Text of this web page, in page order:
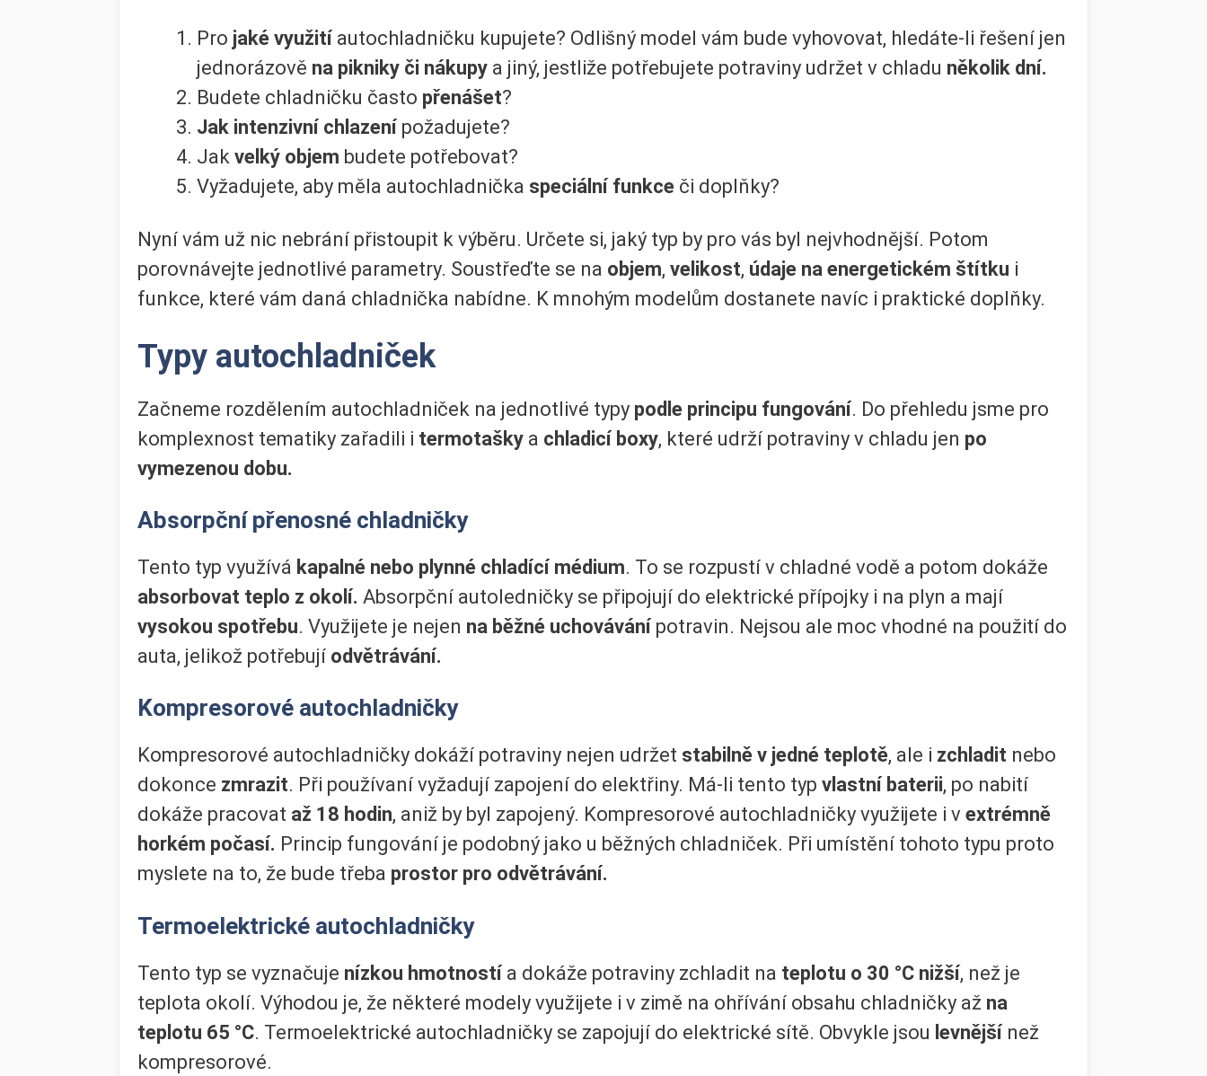
Pro jaké využitíautochladničku kupujete? Odlišný model vám bude vyhovovat, hledáte-li řešení jen
jednorázově na pikniky či nákupy a jiný, jestliže potřebujete potraviny udržet v chladu několik dní.
Budete chladničku často přenášet?
Jak intenzivní chlazení požadujete?
Jak velký objem budete potřebovat?
Vyžadujete, aby měla autochladnička speciální funkce či doplňky?
Nyní vám už nic nebrání přistoupit k výběru. Určete si, jaký typ by pro vás byl nejvhodnější. Potom
porovnávejte jednotlivé parametry. Soustřeďte se na objem, velikost, údaje na energetickém štítku i
funkce, které vám daná chladnička nabídne. K mnohým modelům dostanete navíc i praktické doplňky.
Typy autochladniček
Začneme rozdělením autochladniček na jednotlivé typy podle principu fungování. Do přehledu jsme pro
komplexnost tematiky zařadili i termotašky a chladicí boxy, které udrží potraviny v chladu jen po
vymezenou dobu.
Absorpční přenosné chladničky
Tento typ využívá kapalné nebo plynné chladící médium. To se rozpustí v chladné vodě a potom dokáže
absorbovat teplo z okolí. Absorpční autoledničky se připojují do elektrické přípojky i na plyn a mají
vysokou spotřebu. Využijete je nejen na běžné uchovávánípotravin. Nejsou ale moc vhodné na použití do
auta, jelikož potřebují odvětrávání.
Kompresorové autochladničky
Kompresorové autochladničky dokáží potraviny nejen udržet stabilně v jedné teplotě, ale i zchladit nebo
dokonce zmrazit. Při používaní vyžadují zapojení do elektřiny. Má-li tento typ vlastní baterii, po nabití
dokáže pracovat až 18 hodin, aniž by byl zapojený. Kompresorové autochladničky využijete i v extrémně
horkém počasí. Princip fungování je podobný jako u běžných chladniček. Při umístění tohoto typu proto
myslete na to, že bude třeba prostor pro odvětrávání.
Termoelektrické autochladničky
Tento typ se vyznačuje nízkou hmotnostía dokáže potraviny zchladit na teplotu o 30 °C nižší, než je
teplota okolí. Výhodou je, že některé modely využijete i v zimě na ohřívání obsahu chladničky až na
teplotu 65 °C. Termoelektrické autochladničky se zapojují do elektrické sítě. Obvykle jsou levnější než
kompresorové.